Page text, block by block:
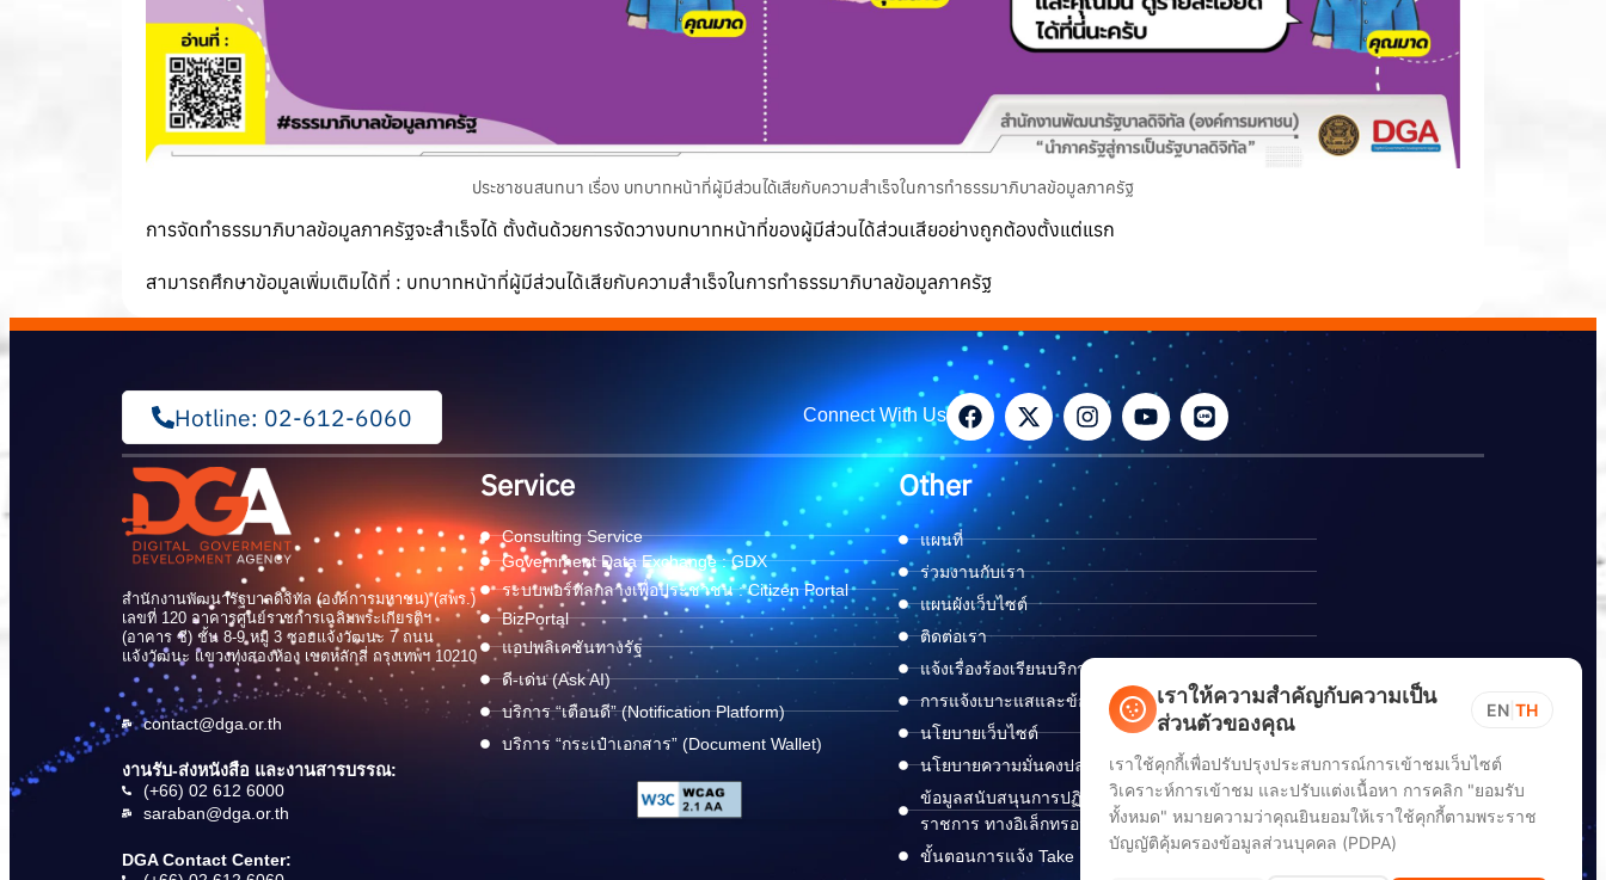
ประชาชนสนทนา เรื่อง บทบาทหน้าที่ผู้มีส่วนได้เสียกับความสำเร็จในการทำธรรมาภิบาลข้อมูลภาครัฐ
การจัดทำธรรมาภิบาลข้อมูลภาครัฐจะสำเร็จได้ ตั้งต้นด้วยการจัดวางบทบาทหน้าที่ของผู้มีส่วนได้ส่วนเสียอย่างถูกต้องตั้งแต่แรก
สามารถศึกษาข้อมูลเพิ่มเติมได้ที่ : บทบาทหน้าที่ผู้มีส่วนได้เสียกับความสำเร็จในการทำธรรมาภิบาลข้อมูลภาครัฐ
Hotline: 02-612-6060 Connect With Us
สำนักงานพัฒนารัฐบาลดิจิทัล (องค์การมหาชน) (สพร.)
เลขที่ 120 อาคารศูนย์ราชการเฉลิมพระเกียรติฯ
(อาคาร ซี) ชั้น 8-9 หมู่ 3 ซอยแจ้งวัฒนะ 7 ถนน
แจ้งวัฒนะ แขวงทุ่งสองห้อง เขตหลักสี่ กรุงเทพฯ 10210
contact@dga.or.th
งานรับ-ส่งหนังสือ และงานสารบรรณ:
(+66) 02 612 6000
saraban@dga.or.th
DGA Contact Center:
Service
Consulting Service
Government Data Exchange : GDX
ระบบพอร์ทัลกลางเพื่อประชาชน : Citizen Portal
BizPortal
แอปพลิเคชันทางรัฐ
ดี-เด่น (Ask AI)
บริการ “เตือนดี” (Notification Platform)
บริการ “กระเป๋าเอกสาร” (Document Wallet)
Other
แผนที่
ร่วมงานกับเรา
แผนผังเว็บไซต์
ติดต่อเรา
แจ้งเรื่องร้องเรียนบริการ
การแจ้งเบาะแสและข้อร้องเรียนการทุจริต
นโยบายเว็บไซต์
นโยบายความมั่นคงปลอดภัยสารสนเทศทางไซเบอร์
ข้อมูลสนับสนุนการปฏิบัติตาม พ.ร.บ. การปฏิบัติ
ราชการ ทางอิเล็กทรอนิกส์ พ.ศ. 2565
ขั้นตอนการแจ้ง Take Down Notice
เราให้ความสำคัญกับความเป็น
ส่วนตัวของคุณ
EN TH
เราใช้คุกกี้เพื่อปรับปรุงประสบการณ์การเข้าชมเว็บไซต์
วิเคราะห์การเข้าชม และปรับแต่งเนื้อหา การคลิก "ยอมรับ
ทั้งหมด" หมายความว่าคุณยินยอมให้เราใช้คุกกี้ตามพระราช
บัญญัติคุ้มครองข้อมูลส่วนบุคคล (PDPA)